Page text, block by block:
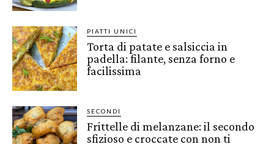
PIATTI UNICI
Torta di patate e salsiccia in
padella: filante, senza forno e
facilissima
SECONDI
Frittelle di melanzane: il secondo
sfizioso e croccate con non ti